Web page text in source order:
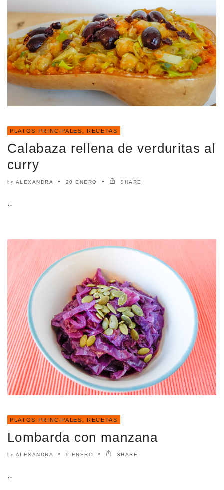
PLATOS PRINCIPALES RECETAS
Calabaza rellena de verduritas al
curry
by ALEXANDRA 20 ENERO SHARE
..
PLATOS PRINCIPALES RECETAS
Lombarda con manzana
by ALEXANDRA 9 ENERO SHARE
..